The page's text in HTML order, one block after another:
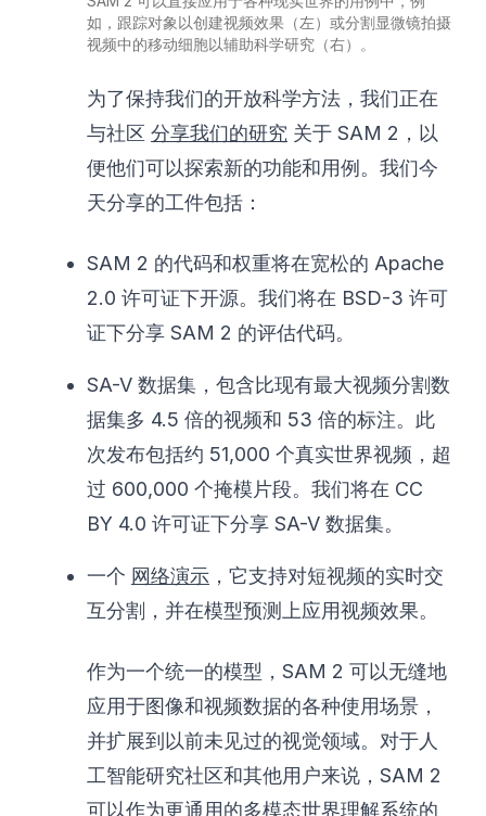
如，跟踪对象以创建视频效果（左）或分割显微镜拍摄
视频中的移动细胞以辅助科学研究（右）。
为了保持我们的开放科学方法，我们正在
与社区 分享我们的研究 关于 SAM 2，以
便他们可以探索新的功能和用例。我们今
天分享的工件包括：
SAM 2 的代码和权重将在宽松的 Apache
2.0 许可证下开源。我们将在 BSD-3 许可
证下分享 SAM 2 的评估代码。
SA-V 数据集，包含比现有最大视频分割数
据集多 4.5 倍的视频和 53 倍的标注。此
次发布包括约 51,000 个真实世界视频，超
过 600,000 个掩模片段。我们将在 CC
BY 4.0 许可证下分享 SA-V 数据集。
一个 网络演示 ，它支持对短视频的实时交
互分割，并在模型预测上应用视频效果。
作为一个统一的模型，SAM 2 可以无缝地
应用于图像和视频数据的各种使用场景，
并扩展到以前未见过的视觉领域。对于人
工智能研究社区和其他用户来说，SAM 2
可以作为更通用的多模态世界理解系统的